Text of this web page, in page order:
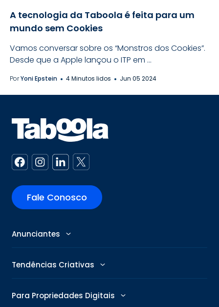
A tecnologia da Taboola é feita para um
mundo sem Cookies
Vamos conversar sobre os “Monstros dos Cookies”.
Desde que a Apple lançou o ITP em ...
PorYoni Epstein 4 Minutos lidos Jun 05 2024
Fale Conosco
Anunciantes
Anunciantes
Tendências Criativas
Tendências de Publicidade
Para Propriedades Digitais